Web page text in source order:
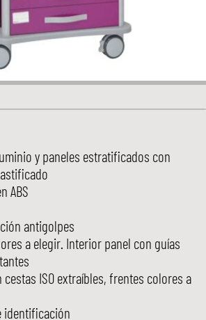
y paneles estratificados con
ABS
antigolpes
a elegir. Interior panel con guías
cestas ISO extraíbles, frentes colores a
identificación